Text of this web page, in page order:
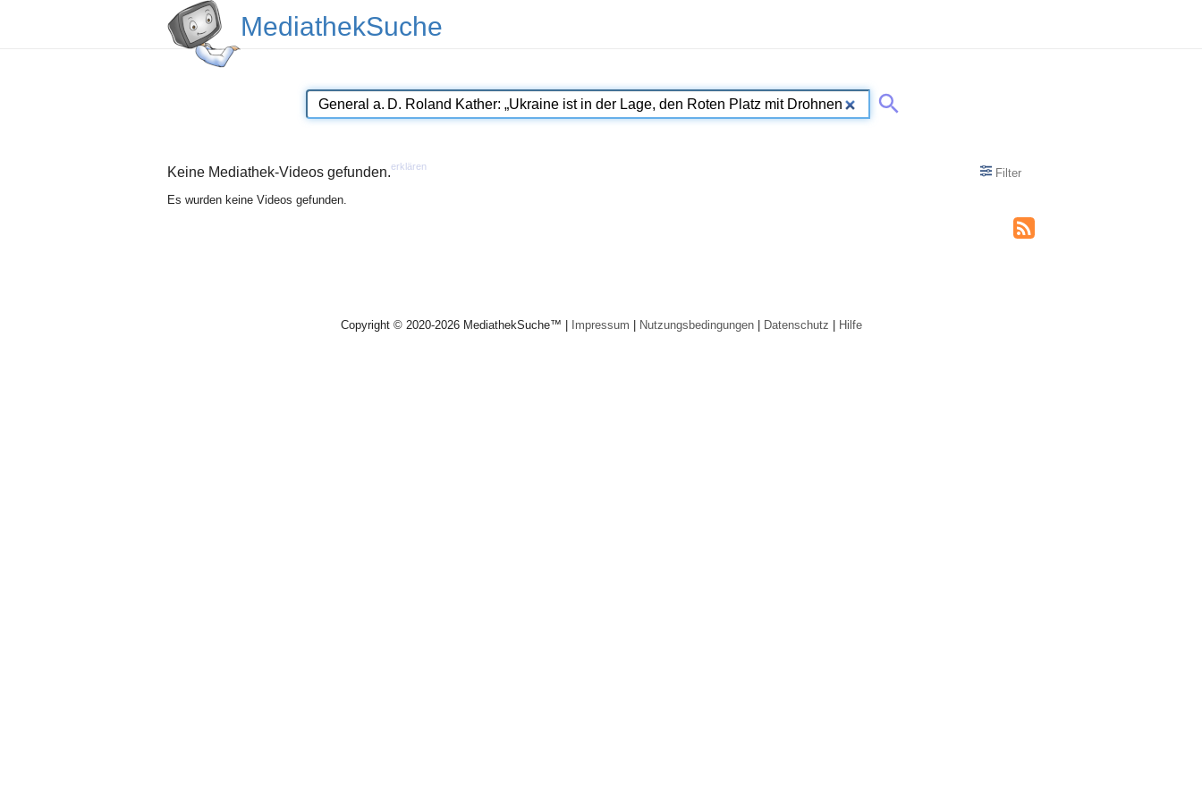
MediathekSuche
Keine Mediathek-Videos gefunden.erklären
Filter
Es wurden keine Videos gefunden.
Copyright © 2020-2026 MediathekSuche™ | Impressum | Nutzungsbedingungen| Datenschutz | Hilfe